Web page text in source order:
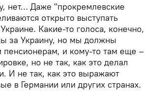
нет… Даже "прокремлевские
открыто выступать
Какие-то голоса, конечно,
за Украину, но мы должны
и кому-то там еще –
но не так, как это делал
И не так, как это выражают
в Германии или других странах.